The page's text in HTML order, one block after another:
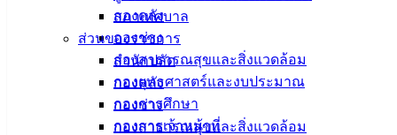
กองคลัง
กองช่าง
กองสาธารณสุขและสิ่งแวดล้อม
กองยุทธศาสตร์และงบประมาณ
กองการศึกษา
กองการเจ้าหน้าที่
สภาเทศบาล
ส่วนของราชการ
สำนักปลัด
กองคลัง
กองช่าง
กองสาธารณสุขและสิ่งแวดล้อม